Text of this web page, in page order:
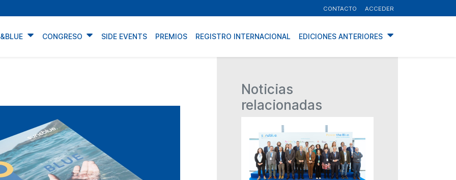
CONTACTO ACCEDER
CONGRESO SIDE EVENTS PREMIOS REGISTRO INTERNACIONAL EDICIONES ANTERIORES
Noticias
relacionadas